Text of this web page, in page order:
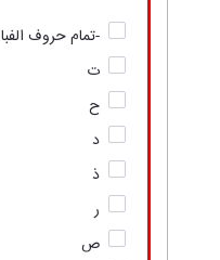
-تمام حروف الفبا
ت
ح
د
ذ
ر
ص